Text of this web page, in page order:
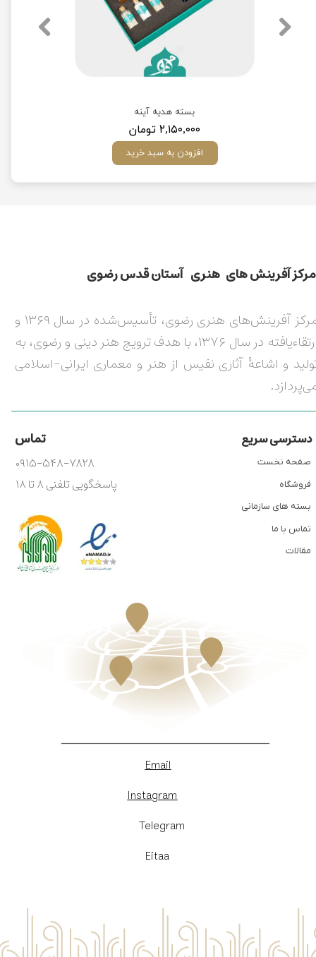
بسته هدیه آینه
۲,۱۵۰,۰۰۰ تومان
افزودن به سبد خرید
مركز آفرينش های هنری آستان قدس رضوی​​​​​​​​​​​​​​
مرکز آفرینش‌های هنری رضوی، تأسیس‌شده در سال ۱۳۶۹ و
ارتقاءیافته در سال ۱۳۷۶، با هدف ترویج هنر دینی و رضوی، به
و اشاعۀ آثاری نفیس از هنر و معماری ایرانی-اسلامی
دسترسی سریع تماس
۰۹۱۵-۵۴۸-۷۸۲۸
پاسخگویی تلفنی ۸ تا ۱۸
صفحه نخست
فروشگاه
بسته های سازمانی
تماس با ما
مقالات
Email
Instagram
​Telegram
Eitaa